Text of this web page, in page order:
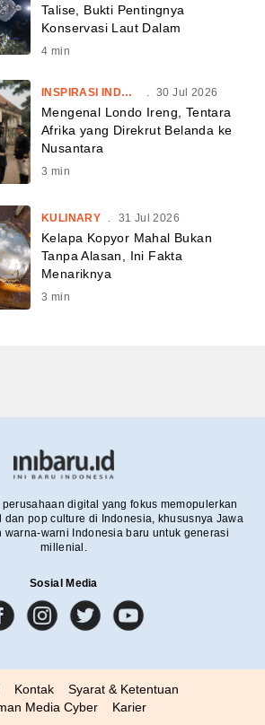
Talise, Bukti Pentingnya
Konservasi Laut Dalam
4 min
INSPIRASI INDONESIA 30 Jul 2026
Mengenal Londo Ireng, Tentara
Afrika yang Direkrut Belanda ke
Nusantara
3 min
KULINARY . 31 Jul 2026
Kelapa Kopyor Mahal Bukan
Tanpa Alasan, Ini Fakta
Menariknya
3 min
digital yang fokus memopulerkan
dan pop culture di Indonesia, khususnya Jawa
warna-warni Indonesia baru untuk generasi
millenial.
Sosial Media
Kontak
Syarat & Ketentuan
Media Cyber
Karier